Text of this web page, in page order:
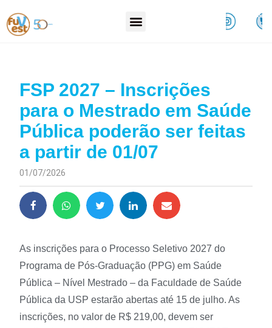
FSP 2027 – Inscrições
para o Mestrado em Saúde
Pública poderão ser feitas
a partir de 01/07
01/07/2026
As inscrições para o Processo Seletivo 2027 do
Programa de Pós-Graduação (PPG) em Saúde
Pública – Nível Mestrado – da Faculdade de Saúde
Pública da USP estarão abertas até 15 de julho. As
inscrições, no valor de R$ 219,00, devem ser